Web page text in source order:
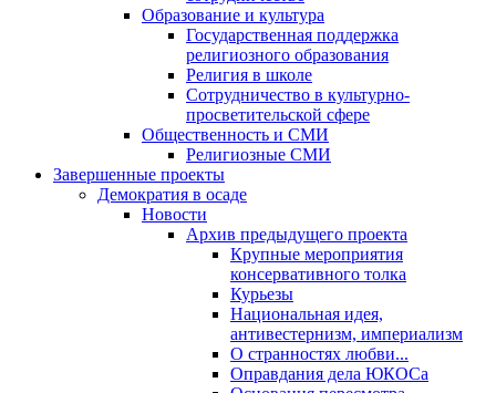
Образование и культура
Государственная поддержка
религиозного образования
Религия в школе
Сотрудничество в культурно-
просветительской сфере
Общественность и СМИ
Религиозные СМИ
Завершенные проекты
Демократия в осаде
Новости
Архив предыдущего проекта
Крупные мероприятия
консервативного толка
Курьезы
Национальная идея,
антивестернизм, империализм
О странностях любви...
Оправдания дела ЮКОСа